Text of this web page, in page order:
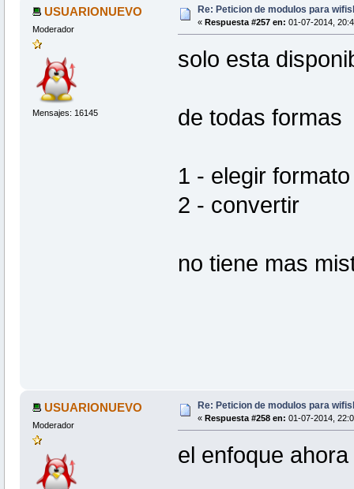
USUARIONUEVO
Moderador
Mensajes: 16145
Re: Peticion de modulos para
« Respuesta #257 en: 01-07-2014,
solo esta
de todas formas
1 - elegir formato
2 - convertir
no tiene mas
USUARIONUEVO
Moderador
Re: Peticion de modulos para
« Respuesta #258 en: 01-07-2014,
el enfoque